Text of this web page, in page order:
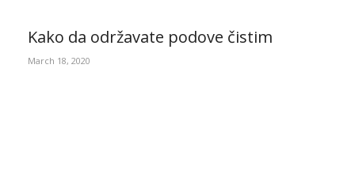
Kako da održavate podove čistim
March 18, 2020